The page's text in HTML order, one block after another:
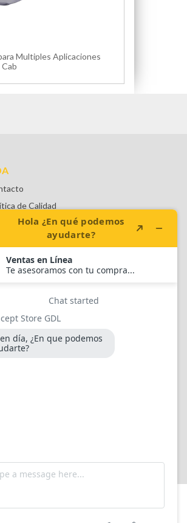
Multiples Aplicaciones
de Calidad
Frecuentes
y Condiciones
y Manejo
y Devoluciones
PDF de instalación